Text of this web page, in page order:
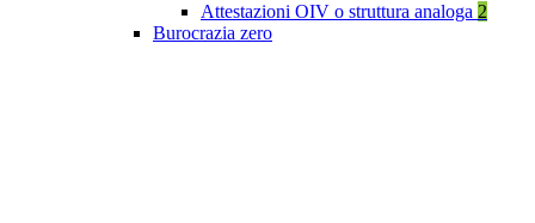
Attestazioni OIV o struttura analoga 2
Burocrazia zero